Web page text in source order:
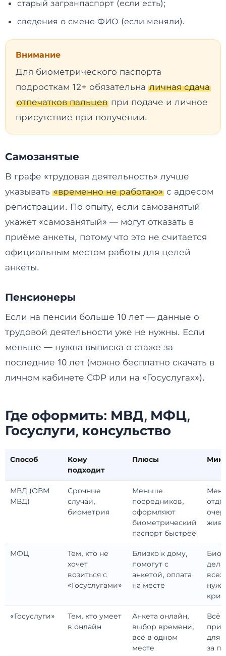
старый загранпаспорт (если есть);
сведения о смене ФИО (если меняли).
Внимание
Для биометрического паспорта
подросткам 12+ обязательна личная сдача
отпечатков пальцев при подаче и личное
присутствие при получении.
Самозанятые
В графе «трудовая деятельность» лучше
указывать «временно не работаю» с адресом
регистрации. По опыту, если самозанятый
укажет «самозанятый» — могут отказать в
приёме анкеты, потому что это не считается
официальным местом работы для целей
анкеты.
Пенсионеры
Если на пенсии больше 10 лет — данные о
трудовой деятельности уже не нужны. Если
меньше — нужна выписка о стаже за
последние 10 лет (можно бесплатно скачать в
личном кабинете СФР или на «Госуслугах»).
Где оформить: МВД, МФЦ,
Госуслуги, консульство
Способ
Кому
подходит
Плюсы
МВД (ОВМ
МВД)
Срочные
случаи,
биометрия
Меньше
посредников,
оформляют
биометрический
паспорт быстрее
МФЦ
Тем, кто не
хочет
возиться с
«Госуслугами»
Близко к дому,
помогут с
анкетой, оплата
на месте
«Госуслуги»
Тем, кто умеет
в онлайн
Анкета онлайн,
выбор времени,
всё в одном
месте
Всё
для
за